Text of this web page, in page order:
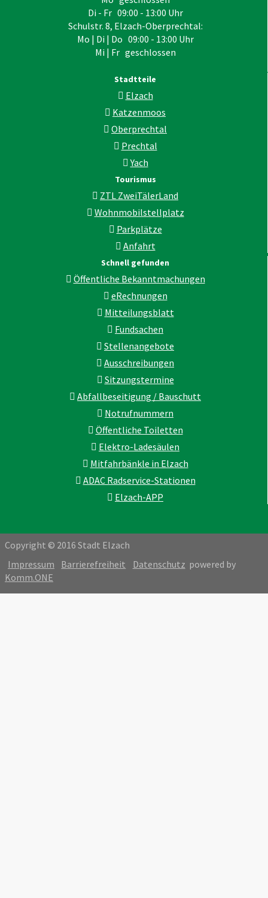
Di - Fr 09:00 - 13:00 Uhr
Schulstr. 8, Elzach-Oberprechtal:
Mo | Di | Do 09:00 - 13:00 Uhr
Mi | Fr geschlossen
Stadtteile
Elzach
Katzenmoos
Oberprechtal
Prechtal
Yach
Tourismus
ZTL ZweiTälerLand
Wohnmobilstellplatz
Parkplätze
Anfahrt
Schnell gefunden
Öffentliche Bekanntmachungen
eRechnungen
Mitteilungsblatt
Fundsachen
Stellenangebote
Ausschreibungen
Sitzungstermine
Abfallbeseitigung / Bauschutt
Notrufnummern
Öffentliche Toiletten
Elektro-Ladesäulen
Mitfahrbänkle in Elzach
ADAC Radservice-Stationen
Elzach-APP
Copyright © 2016 Stadt Elzach
Impressum
Barrierefreiheit Datenschutz powered by
Komm.ONE